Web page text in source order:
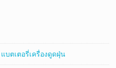
แบตเตอรี่เครื่องดูดฝุ่น